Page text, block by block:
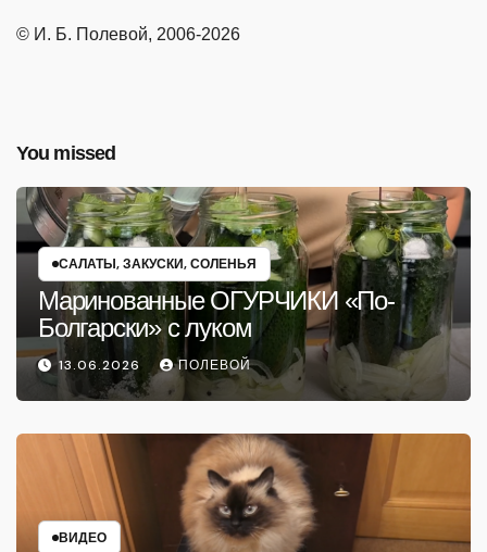
© И. Б. Полевой, 2006-2026
You missed
САЛАТЫ, ЗАКУСКИ, СОЛЕНЬЯ
Маринованные ОГУРЧИКИ «По-
Болгарски» с луком
13.06.2026 ПОЛЕВОЙ
ВИДЕО